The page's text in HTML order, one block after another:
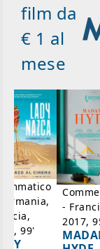
film da
€ 1 al
mese
99'
-
2017,